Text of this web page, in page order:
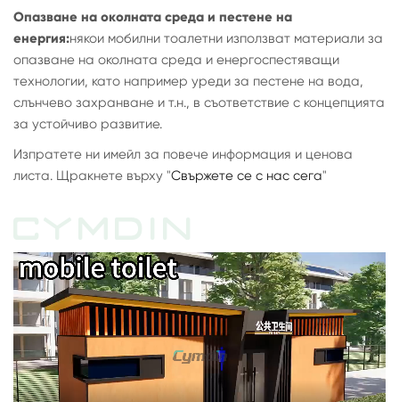
Опазване на околната среда и пестене на
енергия:някои мобилни тоалетни използват материали за
опазване на околната среда и енергоспестяващи
технологии, като например уреди за пестене на вода,
слънчево захранване и т.н., в съответствие с концепцията
за устойчиво развитие.
Изпратете ни имейл за повече информация и ценова
листа. Щракнете върху "Свържете се с нас сега"